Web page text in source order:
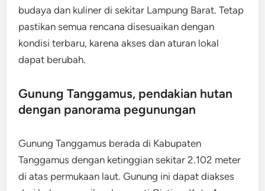
budaya dan kuliner di sekitar Lampung Barat. Tetap
pastikan semua rencana disesuaikan dengan
kondisi terbaru, karena akses dan aturan lokal
dapat berubah.
Gunung Tanggamus, pendakian hutan
dengan panorama pegunungan
Gunung Tanggamus berada di Kabupaten
Tanggamus dengan ketinggian sekitar 2.102 meter
di atas permukaan laut. Gunung ini dapat diakses